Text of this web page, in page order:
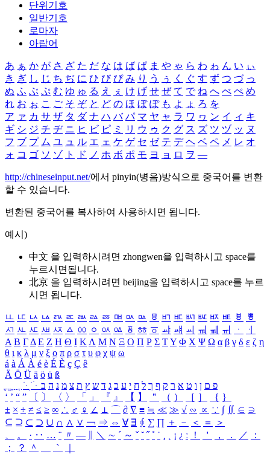
단위기호
일반기호
로마자
아랍어
あ ぁ か が さ ざ た だ な は ば ぱ ま や ゃ ら わ ゎ ん い ぃ
き ぎ し じ ち ぢ に ひ び ぴ み り う ぅ く ぐ す ず つ づ っ
ぬ ふ ぶ ぷ む ゆ ゅ る え ぇ け げ せ ぜ て で ね へ べ ぺ め
れ お ぉ こ ご そ ぞ と ど の ほ ぼ ぽ も よ ょ ろ を
ア ァ カ サ ザ タ ダ ナ ハ バ パ マ ヤ ャ ラ ワ ヮ ン イ ィ キ
ギ シ ジ チ ヂ ニ ヒ ビ ピ ミ リ ウ ゥ ク グ ス ズ ツ ヅ ッ ヌ
フ ブ プ ム ユ ュ ル エ ェ ケ ゲ セ ゼ テ デ ヘ ベ ペ メ レ オ
ォ コ ゴ ソ ゾ ト ド ノ ホ ボ ポ モ ヨ ョ ロ ヲ ―
http://chineseinput.net/에서 pinyin(병음)방식으로 중국어를 변환
할 수 있습니다.
변환된 중국어를 복사하여 사용하시면 됩니다.
예시)
中文 을 입력하시려면 zhongwen을 입력하시고 space를
누르시면됩니다.
北京 을 입력하시려면 beijing을 입력하시고 space를 누르
시면 됩니다.
ㅥ ㅦ ㅧ ㅨ ㅩ ㅪ ㅫ ㅬ ㅭ ㅮ ㅯ ㅰ ㅱ ㅲ ㅳ ㅴ ㅵ ㅶ ㅷ ㅸ
ㅹ
ㅺ ㅻ ㅼ ㅽ ㅾ ㅿ ㆀ ㆁ ㆂ ㆃ ㆄ ㆅ ㆆ ㆇ ㆈ ㆉ ㆊ ㆋ ㆌ ㆍ
ㆎ
Α Β ΓΔ Ε Ζ Η Θ Ι ΚΛ Μ Ν Ξ Ο Π Ρ Σ ΤΥ Φ Χ Ψ Ω α β γ δ ε ζ η
θ ι κ λ μ ν ξ ο π ρ σ τ υ φ χ ψ ω
á à Á À é è É È ç Ç ê
Ä Ö Ü ä ö ü ß
ִֶֹ ֻּ ׁׂ פ ם ן ו ט א ר ק ף ך ל ח י ע כ ג ד ש ץ ת צ מ נ ה ב
‘ ’ “ ” 〔 〕 〈 〉 「 」 『 』 【 】 ＂ （ ） ［ ］ ｛ ｝
± × ÷ ≠ ≤ ≥ ∞ ∴ ♂ ♀ ∠ ⊥ ⌒ ∂ ∇ ≡ ≒ ≪ ≫ √ ∽ ∝ ∵ ∫ ∬ ∈ ∋
⊆ ⊇ ⊂ ⊃ ∪ ∩ ∧ ∨ ￢ ⇒ ⇔ ∀ ∃ ∮ ∑ ∏ ＋ － ＜ ＝
＞
、
。 · ‥ … ¨ 〃 ― ＼ ∼ ´ ～ ˇ ˘ ˝ ˚ ˙ ¸ ¡ ¿ ː ！ ＇ ， ． ／
：
；
？ ＾ ｀